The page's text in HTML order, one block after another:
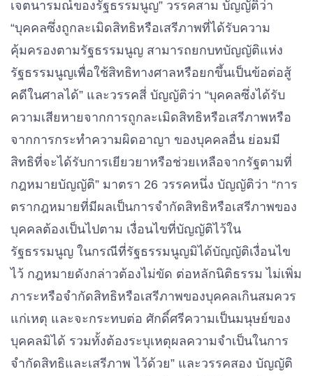
เจตนารมณ์ของรัฐธรรมนูญ” วรรคสาม บัญญัติว่า
“บุคคลซึ่งถูกละเมิดสิทธิหรือเสรีภาพที่ได้รับความ
คุ้มครองตามรัฐธรรมนูญ สามารถยกบทบัญญัติแห่ง
รัฐธรรมนูญเพื่อใช้สิทธิทางศาลหรือยกขึ้นเป็นข้อต่อสู้
คดีในศาลได้” และวรรคสี่ บัญญัติว่า “บุคคลซึ่งได้รับ
ความเสียหายจากการถูกละเมิดสิทธิหรือเสรีภาพหรือ
จากการกระทําความผิดอาญา ของบุคคลอื่น ย่อมมี
สิทธิที่จะได้รับการเยียวยาหรือช่วยเหลือจากรัฐตามที่
กฎหมายบัญญัติ” มาตรา 26 วรรคหนึ่ง บัญญัติว่า “การ
ตรากฎหมายที่มีผลเป็นการจํากัดสิทธิหรือเสรีภาพของ
บุคคลต้องเป็นไปตาม เงื่อนไขที่บัญญัติไว้ใน
รัฐธรรมนูญ ในกรณีที่รัฐธรรมนูญมิได้บัญญัติเงื่อนไข
ไว้ กฎหมายดังกล่าวต้องไม่ขัด ต่อหลักนิติธรรม ไม่เพิ่ม
ภาระหรือจํากัดสิทธิหรือเสรีภาพของบุคคลเกินสมควร
แก่เหตุ และจะกระทบต่อ ศักดิ์ศรีความเป็นมนุษย์ของ
บุคคลมิได้ รวมทั้งต้องระบุเหตุผลความจําเป็นในการ
จํากัดสิทธิและเสรีภาพ ไว้ด้วย” และวรรคสอง บัญญัติ